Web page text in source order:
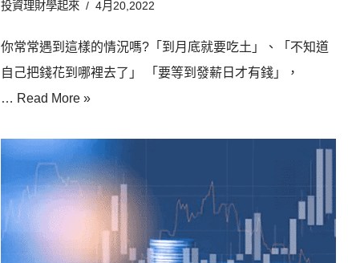
投資理財學起來 4月20,2022
你常常遇到這樣的情況嗎?「到月底就要吃土」、「不知道
自己把錢花到哪裡去了」 「要等到發薪日才有錢」，
… Read More »